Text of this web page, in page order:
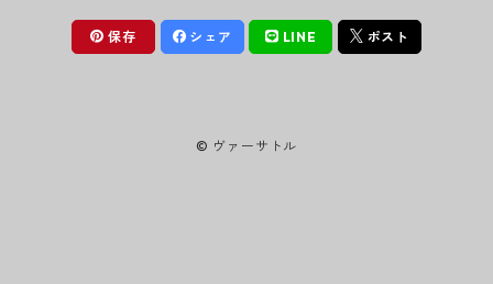
MY CHEMICAL ROMANCE
フィギュア 保存 シェア LINE ポスト
© ヴァーサトル